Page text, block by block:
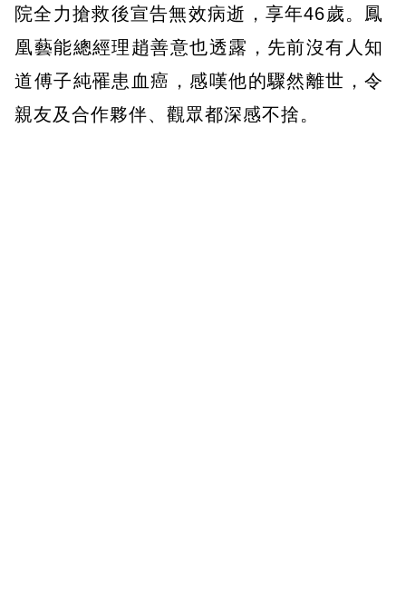
院全力搶救後宣告無效病逝，享年46歲。鳳
凰藝能總經理趙善意也透露，先前沒有人知
道傅子純罹患血癌，感嘆他的驟然離世，令
親友及合作夥伴、觀眾都深感不捨。